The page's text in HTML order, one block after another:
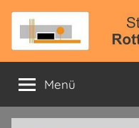
Zum
Inhalt
springen
Staatliche
Realschule
Offizielle
Schulhomepage
Menü